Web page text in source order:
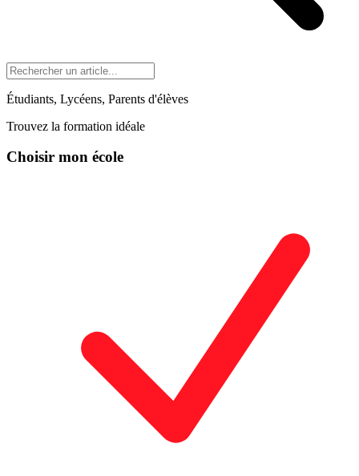
Étudiants, Lycéens, Parents d'élèves
Trouvez la formation idéale
Choisir mon école